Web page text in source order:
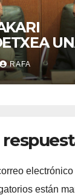
QUE
DE LA
RAFA
están